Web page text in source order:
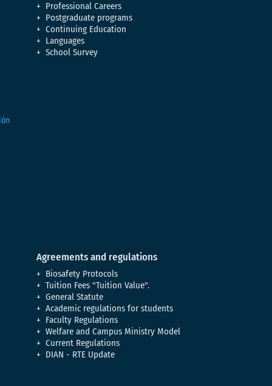
Professional Careers
Postgraduate programs
Continuing Education
Languages
School Survey
Agreements and regulations
Biosafety Protocols
Tuition Fees "Tuition Value".
General Statute
Academic regulations for students
Faculty Regulations
Welfare and Campus Ministry Model
Current Regulations
DIAN - RTE Update